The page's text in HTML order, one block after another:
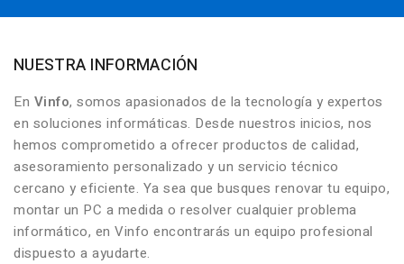
NUESTRA INFORMACIÓN
En Vinfo, somos apasionados de la tecnología y expertos
en soluciones informáticas. Desde nuestros inicios, nos
hemos comprometido a ofrecer productos de calidad,
asesoramiento personalizado y un servicio técnico
cercano y eficiente. Ya sea que busques renovar tu equipo,
montar un PC a medida o resolver cualquier problema
informático, en Vinfo encontrarás un equipo profesional
dispuesto a ayudarte.